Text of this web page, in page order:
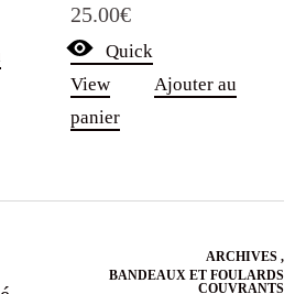
5.00
25.00€
Quick
View
Ajouter au
panier
ARCHIVES ,
BANDEAUX ET FOULARDS
COUVRANTS